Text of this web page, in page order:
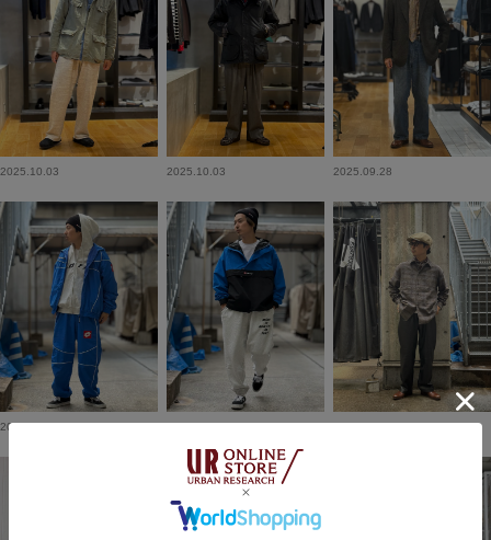
2025.10.03 2025.10.03 2025.09.28
2025.09.28 2025.09.26 2025.09.14